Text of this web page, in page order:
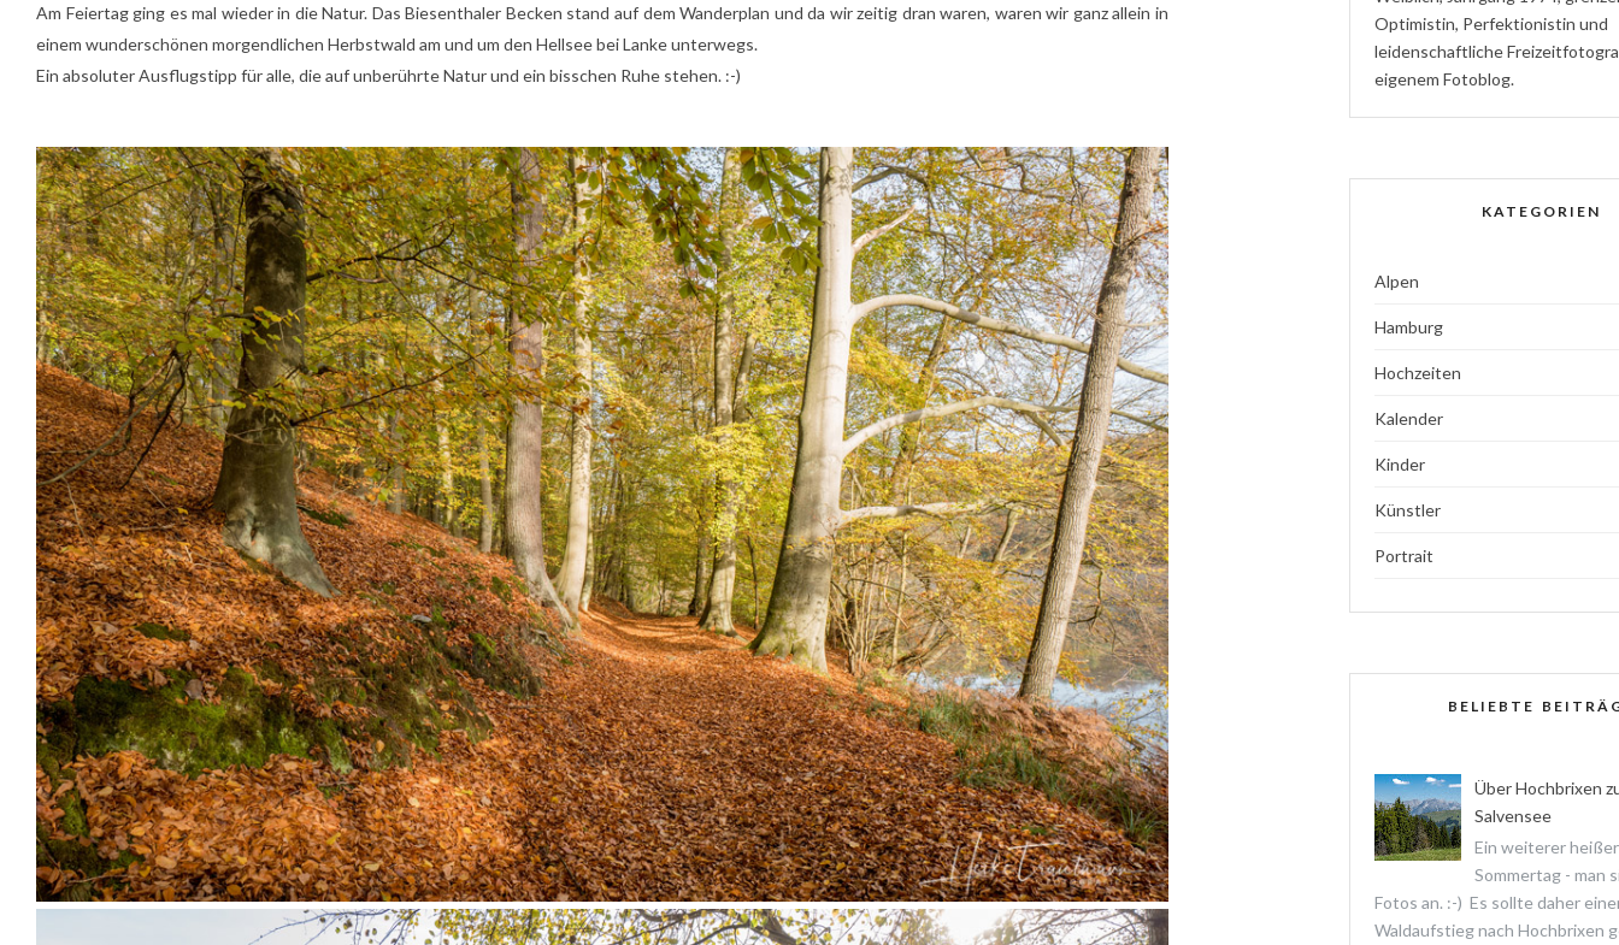
Am Feiertag ging es mal wieder in die Natur. Das Biesenthaler Becken stand auf dem Wanderplan und da wir zeitig dran waren, waren wir ganz allein in
einem wunderschönen morgendlichen Herbstwald am und um den Hellsee bei Lanke unterwegs.
Ein absoluter Ausflugstipp für alle, die auf unberührte Natur und ein bisschen Ruhe stehen. :-)
Optimistin, Perfektionistin und
leidenschaftliche
eigenem Fotoblog.
KATEGORIEN
Alpen
Hamburg
Hochzeiten
Kalender
Kinder
Künstler
Portrait
BELIEBTE
Über Hochbrixen
Salvensee
Ein weiterer heißer
Sommertag - man
Fotos an. :-) Es sollte daher
Waldaufstieg nach Hochbrixen